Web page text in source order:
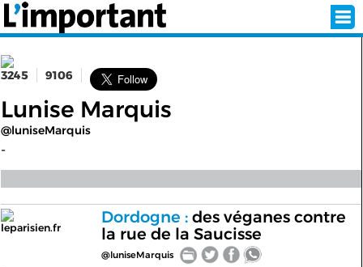
SUR L'ÉCRAN D'ACCUEIL
ABONNEZ-VOUS À LA NEWSLETTER!
3245 9106
Lunise Marquis
@luniseMarquis
-
leparisien.fr
Dordogne :des véganes contre
la rue de la Saucisse
@luniseMarquis